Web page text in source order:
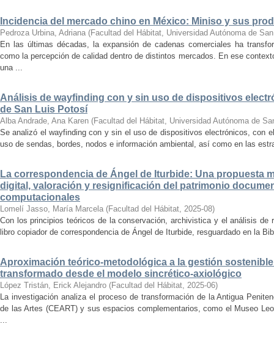
Incidencia del mercado chino en México: Miniso y sus
Pedroza Urbina, Adriana (Facultad del Hábitat, Universidad Autónoma de
En las últimas décadas, la expansión de cadenas comerciales ha
como la percepción de calidad dentro de distintos mercados. En ese
una ...
Análisis de wayfinding con y sin uso de dispositivos
de San Luis Potosí
Alba Andrade, Ana Karen (Facultad del Hábitat, Universidad Autónoma de
Se analizó el wayfinding con y sin el uso de dispositivos electrónicos, con
uso de sendas, bordes, nodos e información ambiental, así como en las
La correspondencia de Ángel de Iturbide: Una propuesta
digital, valoración y resignificación del patrimonio
computacionales
Lomelí Jasso, María Marcela (Facultad del Hábitat, 2025-08)
Con los principios teóricos de la conservación, archivistica y el análisis de
libro copiador de correspondencia de Ángel de Iturbide, resguardado en la
Aproximación teórico-metodológica a la gestión
transformado desde el modelo sincrético-axiológico
López Tristán, Erick Alejandro (Facultad del Hábitat, 2025-06)
La investigación analiza el proceso de transformación de la Antigua
de las Artes (CEART) y sus espacios complementarios, como el Museo
...